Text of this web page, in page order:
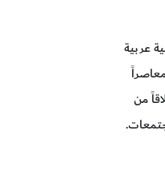
عربية
من